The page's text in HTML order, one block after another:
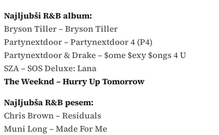
Najljubši R&B album:
Bryson Tiller – Bryson Tiller
Partynextdoor – Partynextdoor 4 (P4)
Partynextdoor & Drake – $ome $exy $ongs 4 U
SZA – SOS Deluxe: Lana
The Weeknd – Hurry Up Tomorrow
Najljubša R&B pesem:
Chris Brown – Residuals
Muni Long – Made For Me